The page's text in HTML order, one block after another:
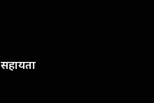
सहायता